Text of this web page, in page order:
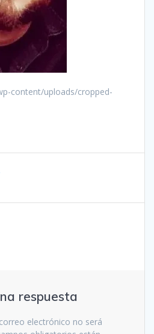
content/uploads/cropped-
respuesta
electrónico no será